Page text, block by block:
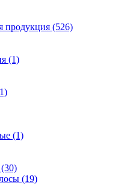
продукция (526)
(1)
(1)
(19)